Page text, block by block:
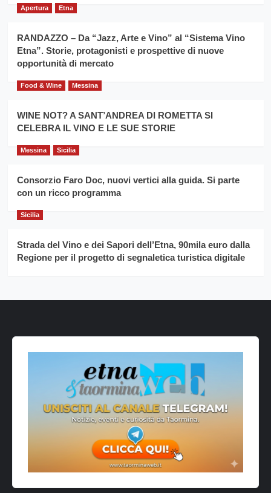
grano
anno
Franco
Caruso
Apertura Etna
RANDAZZO – Da “Jazz, Arte e Vino” al “Sistema Vino
Etna”. Storie, protagonisti e prospettive di nuove
opportunità di mercato
Food & Wine Messina
WINE NOT? A SANT’ANDREA DI ROMETTA SI
CELEBRA IL VINO E LE SUE STORIE
Messina Sicilia
Consorzio Faro Doc, nuovi vertici alla guida. Si parte
con un ricco programma
Sicilia
Strada del Vino e dei Sapori dell’Etna, 90mila euro dalla
Regione per il progetto di segnaletica turistica digitale